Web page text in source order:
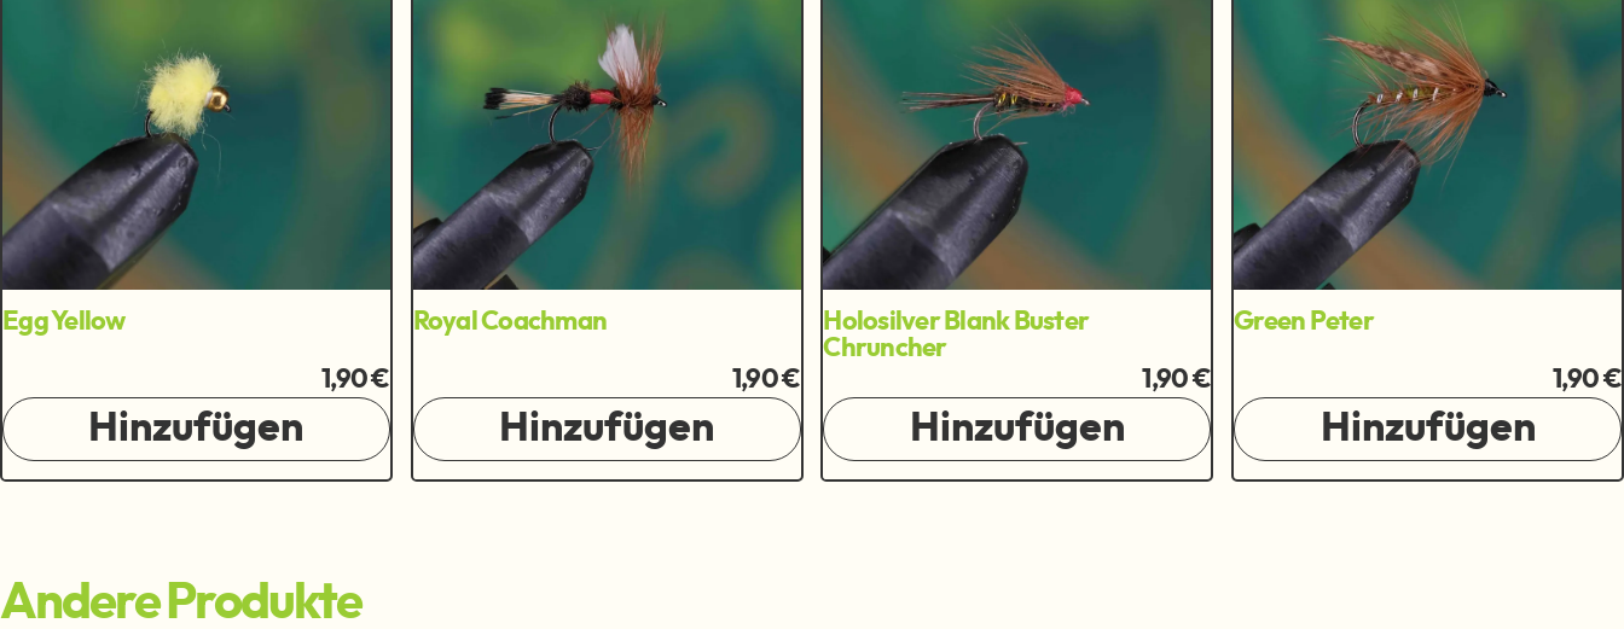
Egg Yellow
1,90 €
Hinzufügen
Royal Coachman
1,90 €
Hinzufügen
Holosilver Blank Buster
Chruncher
1,90 €
Hinzufügen
Green Peter
1,90 €
Hinzufügen
Andere Produkte